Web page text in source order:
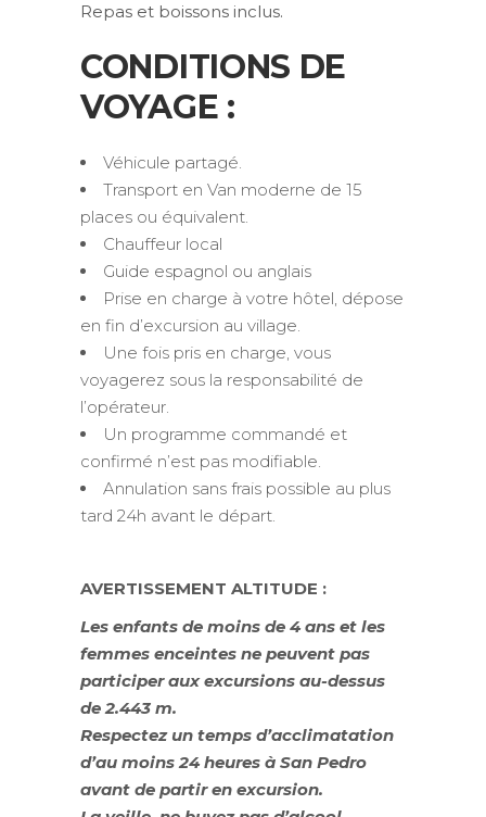
Repas et boissons inclus.
CONDITIONS DE
VOYAGE :
Véhicule partagé.
Transport en Van moderne de 15
places ou équivalent.
Chauffeur local
Guide espagnol ou anglais
Prise en charge à votre hôtel, dépose
en fin d’excursion au village.
Une fois pris en charge, vous
voyagerez sous la responsabilité de
l’opérateur.
Un programme commandé et
confirmé n’est pas modifiable.
Annulation sans frais possible au plus
tard 24h avant le départ.
AVERTISSEMENT ALTITUDE :
Les enfants de moins de 4 ans et les
femmes enceintes ne peuvent pas
participer aux excursions au-dessus
de 2.443 m.
Respectez un temps d’acclimatation
d’au moins 24 heures à San Pedro
avant de partir en excursion.